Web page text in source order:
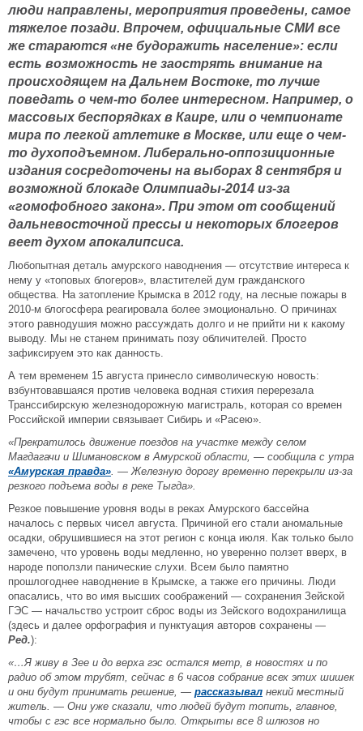
люди направлены, мероприятия проведены, самое
тяжелое позади. Впрочем, официальные СМИ все
же стараются «не будоражить население»: если
есть возможность не заострять внимание на
происходящем на Дальнем Востоке, то лучше
поведать о чем-то более интересном. Например, о
массовых беспорядках в Каире, или о чемпионате
мира по легкой атлетике в Москве, или еще о чем-
то духоподъемном. Либерально-оппозиционные
издания сосредоточены на выборах 8 сентября и
возможной блокаде Олимпиады-2014 из-за
«гомофобного закона». При этом от сообщений
дальневосточной прессы и некоторых блогеров
веет духом апокалипсиса.
Любопытная деталь амурского наводнения — отсутствие интереса к
нему у «топовых блогеров», властителей дум гражданского
общества. На затопление Крымска в 2012 году, на лесные пожары в
2010-м блогосфера реагировала более эмоционально. О причинах
этого равнодушия можно рассуждать долго и не прийти ни к какому
выводу. Мы не станем принимать позу обличителей. Просто
зафиксируем это как данность.
А тем временем 15 августа принесло символическую новость:
взбунтовавшаяся против человека водная стихия перерезала
Транссибирскую железнодорожную магистраль, которая со времен
Российской империи связывает Сибирь и «Расею».
«Прекратилось движение поездов на участке между селом
Магдагачи и Шимановском в Амурской области, — сообщила с утра
«Амурская правда». — Железную дорогу временно перекрыли из-за
резкого подъема воды в реке Тыгда».
Резкое повышение уровня воды в реках Амурского бассейна
началось с первых чисел августа. Причиной его стали аномальные
осадки, обрушившиеся на этот регион с конца июля. Как только было
замечено, что уровень воды медленно, но уверенно ползет вверх, в
народе поползли панические слухи. Всем было памятно
прошлогоднее наводнение в Крымске, а также его причины. Люди
опасались, что во имя высших соображений — сохранения Зейской
ГЭС — начальство устроит сброс воды из Зейского водохранилища
(здесь и далее орфография и пунктуация авторов сохранены —
Ред.):
«…Я живу в Зее и до верха гэс остался метр, в новостях и по
радио об этом трубят, сейчас в 6 часов собрание всех этих шишек
и они будут принимать решение, — рассказывал некий местный
житель. — Они уже сказали, что людей будут топить, главное,
чтобы с гэс все нормально было. Открыты все 8 шлюзов но